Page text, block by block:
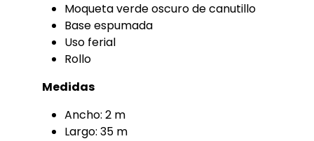
Moqueta verde oscuro de canutillo
Base espumada
Uso ferial
Rollo
Medidas
Ancho: 2 m
Largo: 35 m